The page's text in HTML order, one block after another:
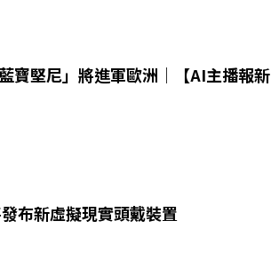
堅尼」將進軍歐洲｜【AI主播報新
布新虛擬現實頭戴裝置